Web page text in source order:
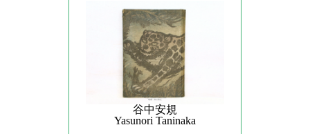
谷中安規
Yasunori Taninaka